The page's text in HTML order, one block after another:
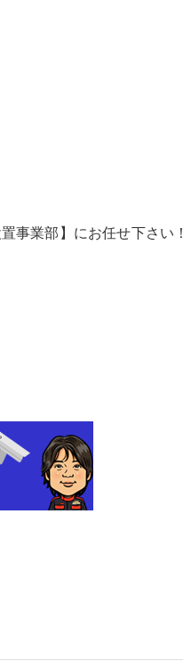
事業部】にお任せ下さい！